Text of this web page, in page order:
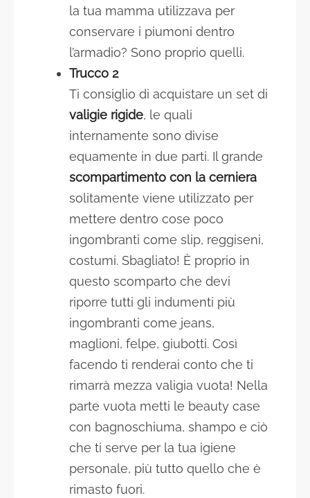
la tua mamma utilizzava per
conservare i piumoni dentro
l’armadio? Sono proprio quelli.
Trucco 2
Ti consiglio di acquistare un set di
valigie rigide, le quali
internamente sono divise
equamente in due parti. Il grande
scompartimento con la cerniera
solitamente viene utilizzato per
mettere dentro cose poco
ingombranti come slip, reggiseni,
costumi. Sbagliato! È proprio in
questo scomparto che devi
riporre tutti gli indumenti più
ingombranti come jeans,
maglioni, felpe, giubotti. Così
facendo ti renderai conto che ti
rimarrà mezza valigia vuota! Nella
parte vuota metti le beauty case
con bagnoschiuma, shampo e ciò
che ti serve per la tua igiene
personale, più tutto quello che è
rimasto fuori.